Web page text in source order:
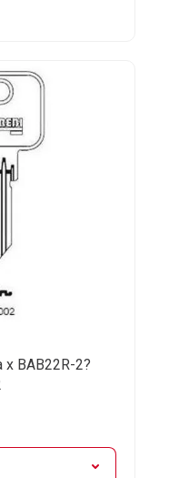
BAB22R-2?